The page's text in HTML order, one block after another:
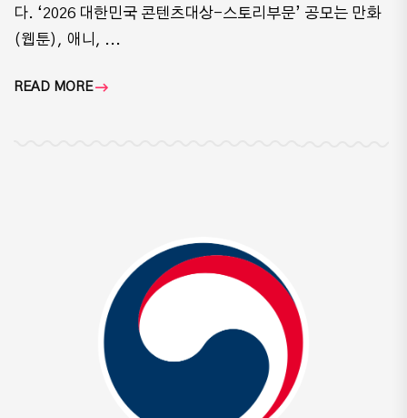
다. ‘2026 대한민국 콘텐츠대상-스토리부문’ 공모는 만화
(웹툰), 애니, ...
READ MORE